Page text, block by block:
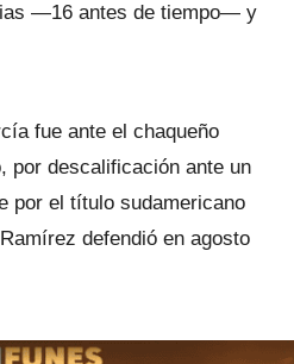
—16 antes de tiempo— y
fue ante el chaqueño
por descalificación ante un
por el título sudamericano
defendió en agosto